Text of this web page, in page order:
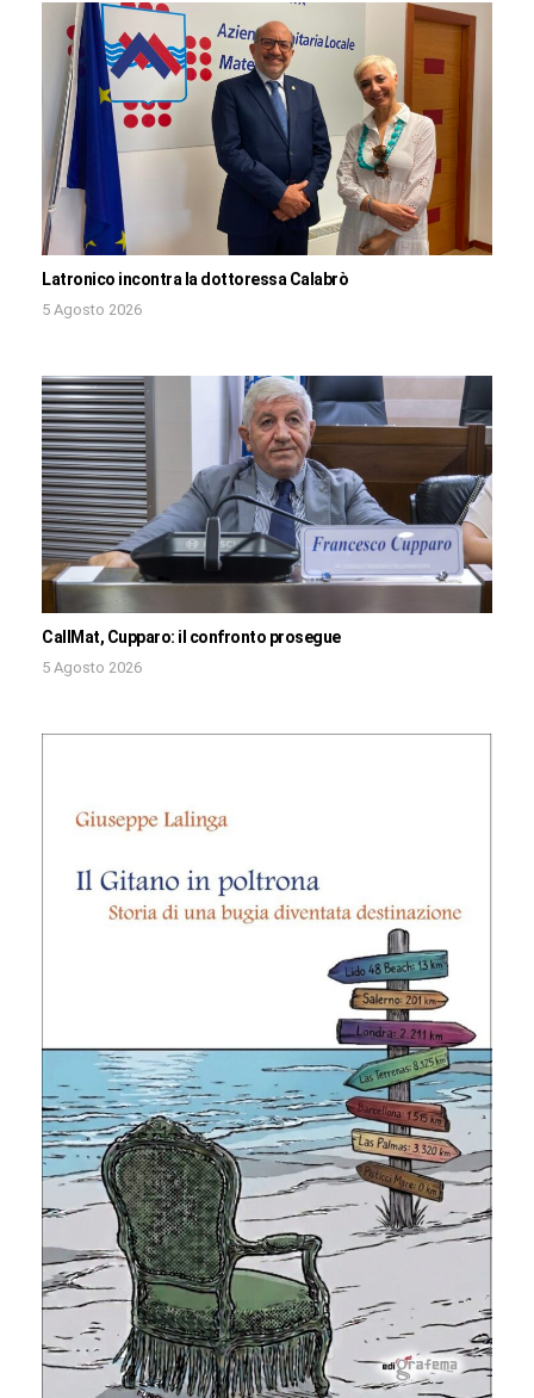
Latronico incontra la dottoressa Calabrò
5 Agosto 2026
CallMat, Cupparo: il confronto prosegue
5 Agosto 2026